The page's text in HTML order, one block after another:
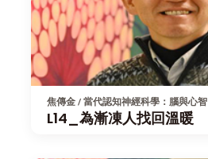
焦傳金 / 當代認知神經科學：腦與心智
L14_為漸凍人找回溫暖